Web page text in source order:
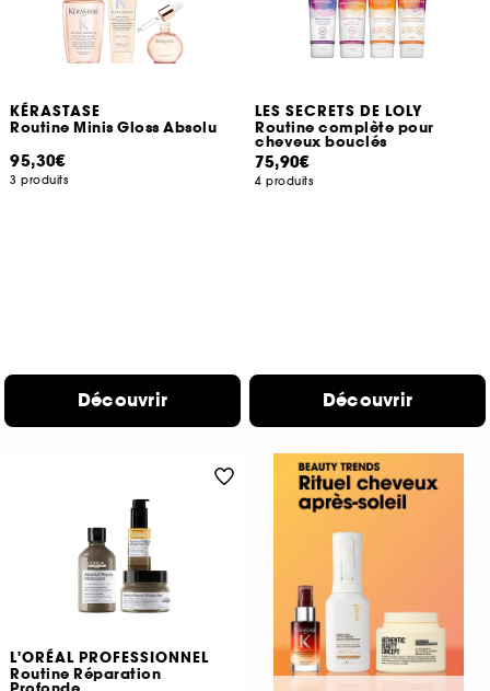
KÉRASTASE
Routine Minis Gloss Absolu
95,30€
3 produits
Découvrir
LES SECRETS DE LOLY
Routine complète pour
cheveux bouclés
75,90€
4 produits
Découvrir
L'ORÉAL PROFESSIONNEL
Routine Réparation